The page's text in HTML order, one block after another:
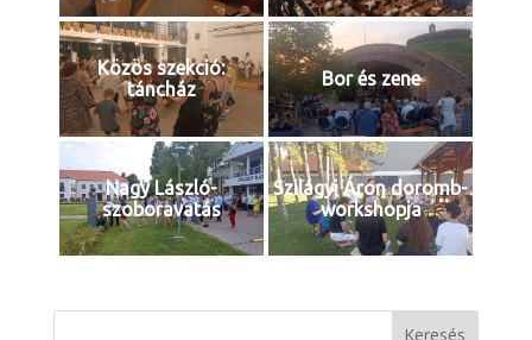
Közös szekció:
táncház
Bor és zene
Nagy László-
szoboravatás
Szilágyi Áron doromb-
workshopja